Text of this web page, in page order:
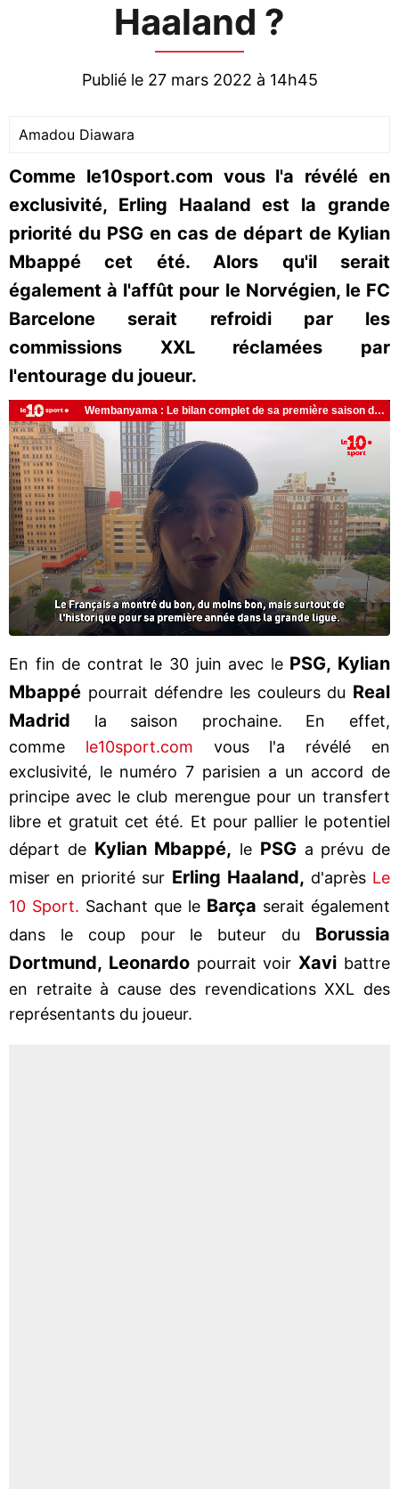
Haaland ?
Publié le 27 mars 2022 à 14h45
Amadou Diawara
Comme le10sport.com vous l'a révélé en
exclusivité, Erling Haaland est la grande
priorité du PSG en cas de départ de Kylian
Mbappé cet été. Alors qu'il serait
également à l'affût pour le Norvégien, le FC
Barcelone serait refroidi par les
commissions XXL réclamées par
l'entourage du joueur.
En fin de contrat le 30 juin avec le PSG, Kylian
Mbappé pourrait défendre les couleurs du Real
Madrid la saison prochaine. En effet,
comme le10sport.com vous l'a révélé en
exclusivité, le numéro 7 parisien a un accord de
principe avec le club merengue pour un transfert
libre et gratuit cet été. Et pour pallier le potentiel
départ de Kylian Mbappé, le PSGa prévu de
miser en priorité sur Erling Haaland, d'après Le
10 Sport. Sachant que le Barça serait également
dans le coup pour le buteur du Borussia
Dortmund, Leonardopourrait voirXavi battre
en retraite à cause des revendications XXL des
représentants du joueur.